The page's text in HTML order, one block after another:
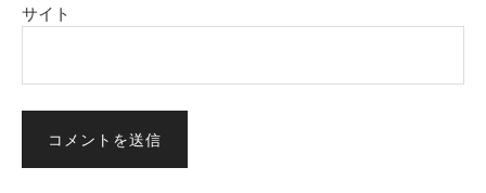
サイト